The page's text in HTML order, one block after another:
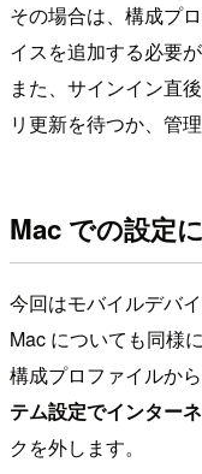
その場合は、構成プ
イスを追加する必要が
また、サインイン直
リ更新を待つか、管
Mac での設定
今回はモバイルデバ
Mac についても同様
構成プロファイルか
テム設定でインター
クを外します。